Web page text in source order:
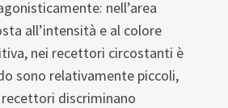
nell’area
all’intensità e al colore
nei recettori circostanti è
sono relativamente piccoli,
discriminano